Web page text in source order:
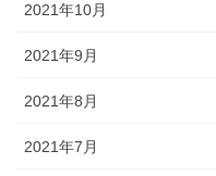
2021年10月
2021年9月
2021年8月
2021年7月